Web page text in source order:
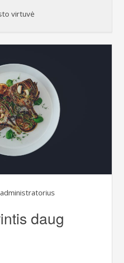
virtuvė
administratorius
daug